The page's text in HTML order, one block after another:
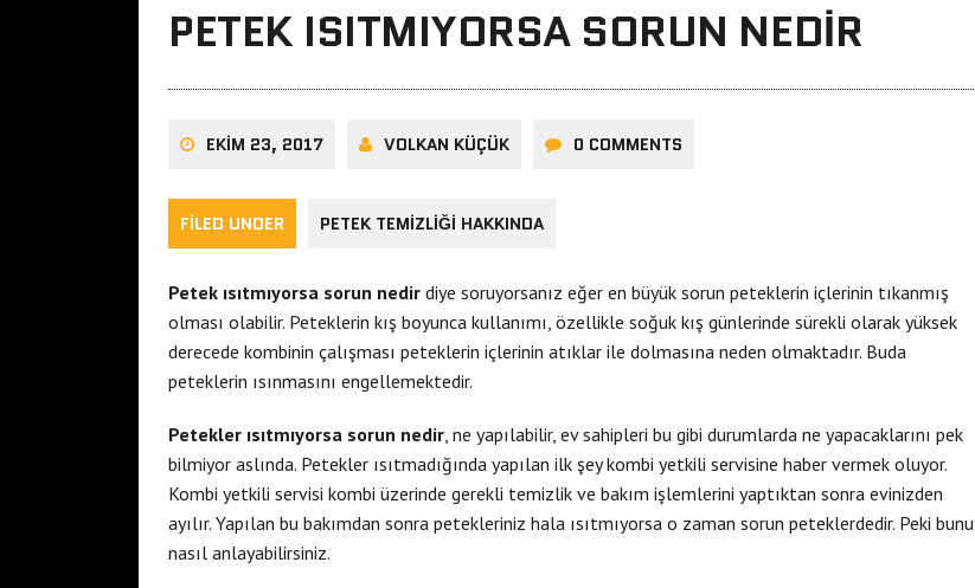
PETEK ISITMIYORSA SORUN NEDIR
EKIM 23, 2017 VOLKAN KÜÇÜK 0 COMMENTS
FILED UNDER PETEK TEMIZLIĞI HAKKINDA
Petek ısıtmıyorsa sorun nedir diye soruyorsanız eğer en büyük sorun peteklerin içlerinin tıkanmış
olması olabilir. Peteklerin kış boyunca kullanımı, özellikle soğuk kış günlerinde sürekli olarak yüksek
derecede kombinin çalışması peteklerin içlerinin atıklar ile dolmasına neden olmaktadır. Buda
peteklerin ısınmasını engellemektedir.
Petekler ısıtmıyorsa sorun nedir, ne yapılabilir, ev sahipleri bu gibi durumlarda ne yapacaklarını pek
bilmiyor aslında. Petekler ısıtmadığında yapılan ilk şey kombi yetkili servisine haber vermek oluyor.
Kombi yetkili servisi kombi üzerinde gerekli temizlik ve bakım işlemlerini yaptıktan sonra evinizden
ayılır. Yapılan bu bakımdan sonra petekleriniz hala ısıtmıyorsa o zaman sorun peteklerdedir. Peki bunu
nasıl anlayabilirsiniz.